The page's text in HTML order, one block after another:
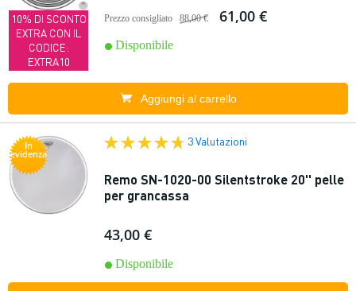
10% DI SCONTO
EXTRA CON IL
CODICE:
EXTRA10
Prezzo consigliato 88,00 € 61,00 €
Disponibile
Aggiungi al carrello
In
evidenza
3 Valutazioni
Remo SN-1020-00 Silentstroke 20'' pelle
per grancassa
43,00 €
Disponibile